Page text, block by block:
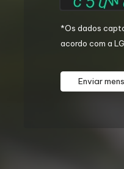
*Os dados
acordo com a
Enviar